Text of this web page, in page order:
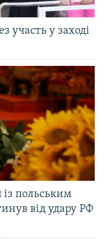
участь у заході
польським
від удару РФ